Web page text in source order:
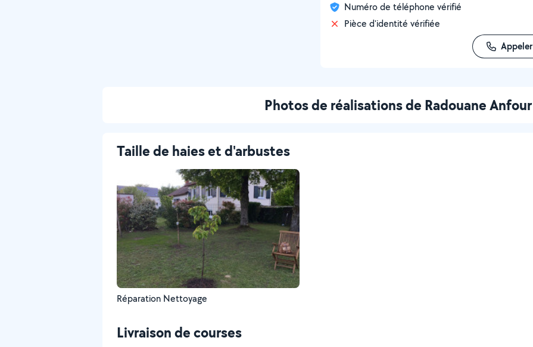
Numéro de téléphone vérifié
Pièce d'identité vérifiée
Appeler
Photos de réalisations de Radouane Anfour
Taille de haies et d'arbustes
Réparation Nettoyage
Livraison de courses